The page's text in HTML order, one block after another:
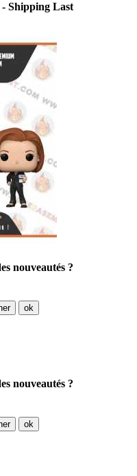
Shipping Last
nouveautés ?
nouveautés ?